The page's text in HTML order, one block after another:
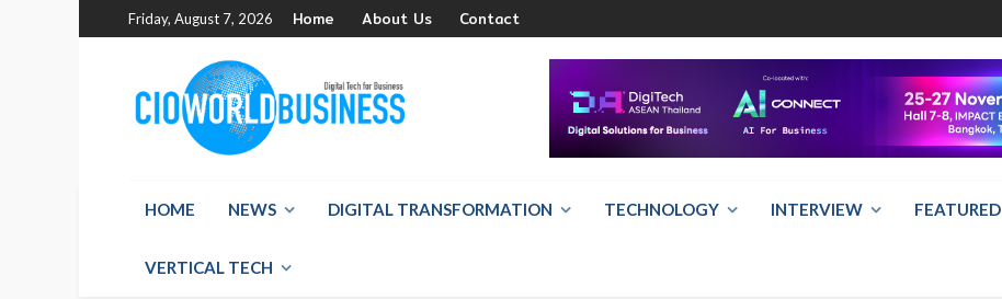
Friday, August 7, 2026 Home About Us Contact
HOME NEWS DIGITAL TRANSFORMATION TECHNOLOGY INTERVIEW FEATURED
VERTICAL TECH